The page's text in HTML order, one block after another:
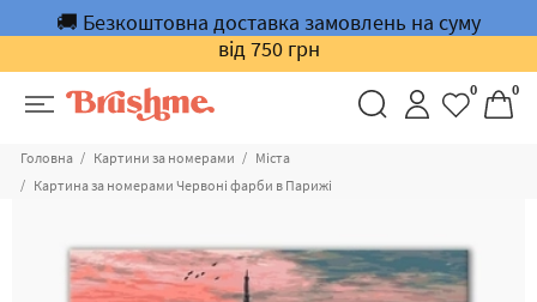
🚚 Безкоштовна доставка замовлень на суму
від 750 грн
0 0
Головна Картини за номерами
Міста
Картина за номерами Червоні фарби в Парижі